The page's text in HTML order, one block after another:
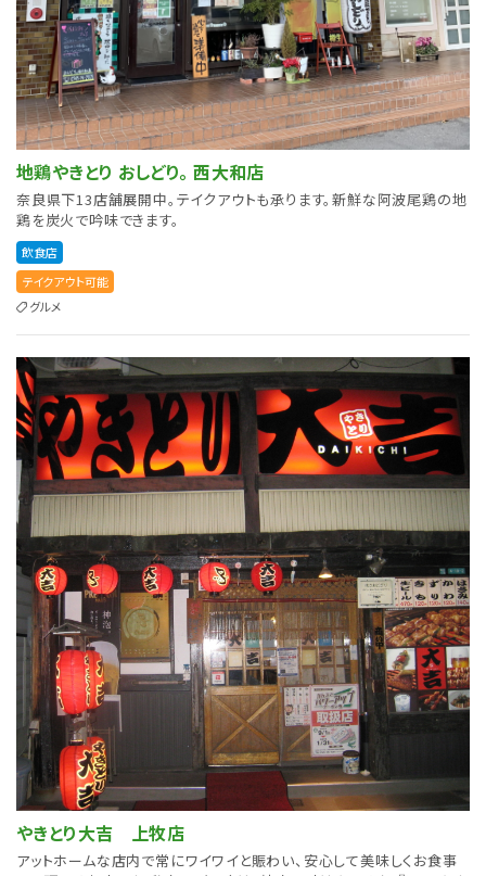
地鶏やきとり おしどり。 西大和店
奈良県下13店舗展開中。テイクアウトも承ります。新鮮な阿波尾鶏の地
鶏を炭火で吟味できます。
飲食店
テイクアウト可能
グルメ
やきとり大吉 上牧店
アットホームな店内で常にワイワイと賑わい、安心して美味しくお食事